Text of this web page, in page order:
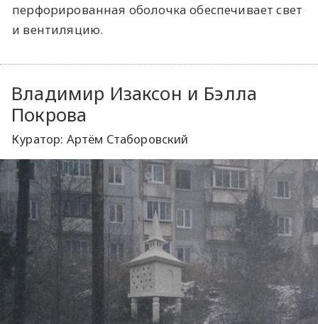
перфорированная оболочка обеспечивает свет
и вентиляцию.
Владимир Изаксон и Бэлла
Покрова
Куратор: Артём Стаборовский